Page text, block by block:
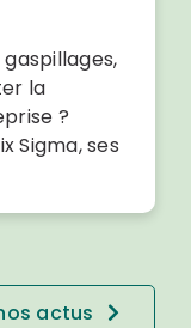
la
?
Sigma, ses
actus